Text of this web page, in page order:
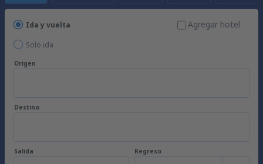
Ida y vuelta
Solo ida
Agregar hotel
Origen
Destino
Salida Regreso